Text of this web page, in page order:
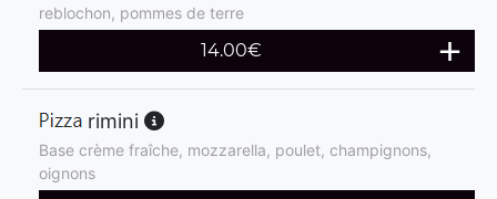
reblochon, pommes de terre
14.00€
rimini
Base crème fraîche, mozzarella, poulet, champignons,
oignons